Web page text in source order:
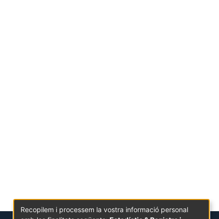
Recopilem i processem la vostra informació personal